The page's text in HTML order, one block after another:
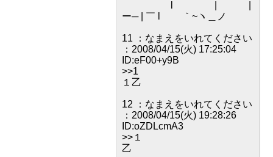
ー─ | ￣ l ｀~ヽ＿ノ
11 ：なまえをいれてください
：2008/04/15(火) 17:25:04
ID:eF00+y9B
>>1
１乙
12 ：なまえをいれてください
：2008/04/15(火) 19:28:26
ID:oZDLcmA3
>>１
乙